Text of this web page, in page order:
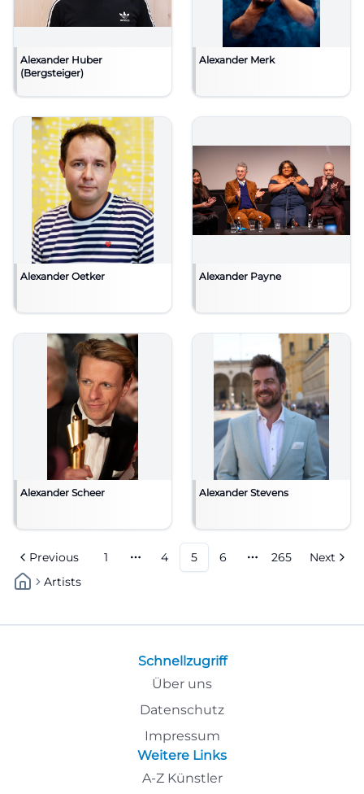
Alexander Huber
(Bergsteiger)
Alexander Merk
Alexander Oetker Alexander Payne
Alexander Scheer Alexander Stevens
Previous 1
More pages
4 5 6
More pages
265
Next
Artists
Schnellzugriff
Über uns
Datenschutz
Impressum
Weitere Links
A-Z Künstler